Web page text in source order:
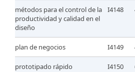
métodos para el control de la
productividad y calidad en el
diseño
I4148
plan de negocios I4149
prototipado rápido I4150